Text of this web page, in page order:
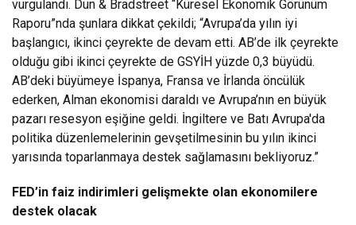
vurgulandı. Dun & Bradstreet “Küresel Ekonomik Görünüm
Raporu”nda şunlara dikkat çekildi; “Avrupa’da yılın iyi
başlangıcı, ikinci çeyrekte de devam etti. AB’de ilk çeyrekte
olduğu gibi ikinci çeyrekte de GSYİH yüzde 0,3 büyüdü.
AB’deki büyümeye İspanya, Fransa ve İrlanda öncülük
ederken, Alman ekonomisi daraldı ve Avrupa’nın en büyük
pazarı resesyon eşiğine geldi. İngiltere ve Batı Avrupa'da
politika düzenlemelerinin gevşetilmesinin bu yılın ikinci
yarısında toparlanmaya destek sağlamasını bekliyoruz.”
FED’in faiz indirimleri gelişmekte olan ekonomilere
destek olacak